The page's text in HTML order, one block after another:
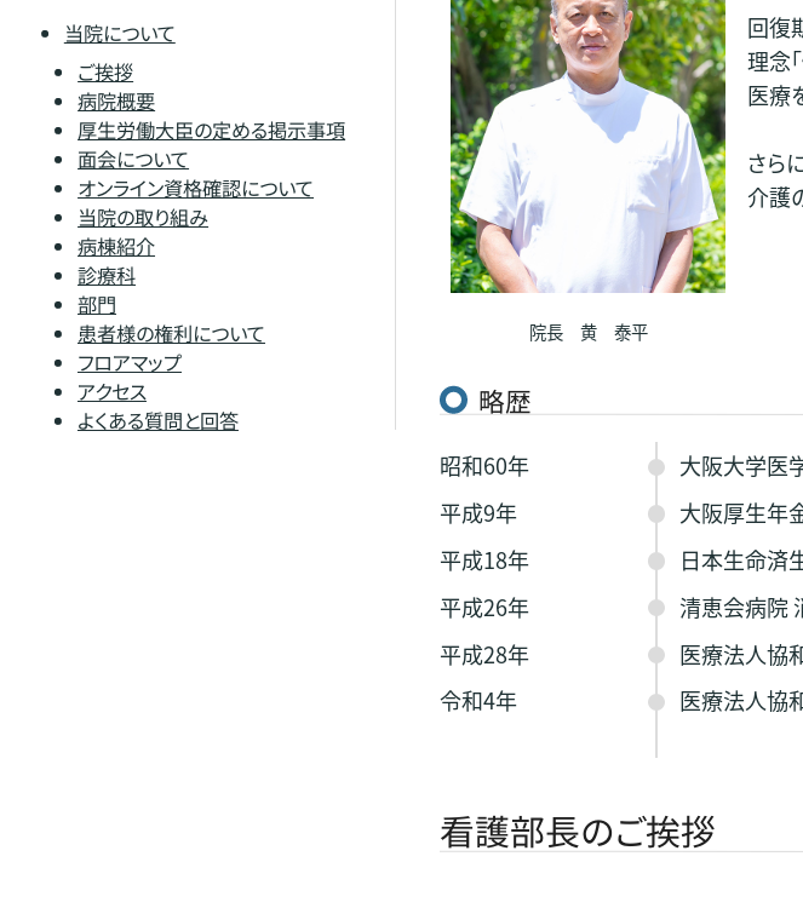
院長 黄 泰平
回復
理念
医療
さら
介護
略歴
昭和60年
大阪大学医
平成9年
大阪厚生年
平成18年
日本生命済
平成26年
清恵会病院
平成28年
医療法人協
令和4年
医療法人協
ウエ
看護部長のご挨拶
当院について
ご挨拶
病院概要
厚生労働大臣の定める掲示事項
面会について
オンライン資格確認について
当院の取り組み
病棟紹介
診療科
部門
患者様の権利について
フロアマップ
アクセス
よくある質問と回答